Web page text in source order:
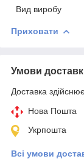
Вид виробу
Приховати
Умови
Доставка
Нова Пошта
Укрпошта
Всі умови